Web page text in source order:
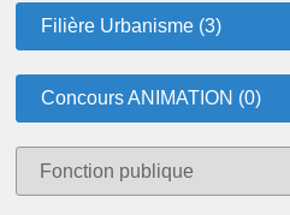
Filière Urbanisme (3)
Concours ANIMATION (0)